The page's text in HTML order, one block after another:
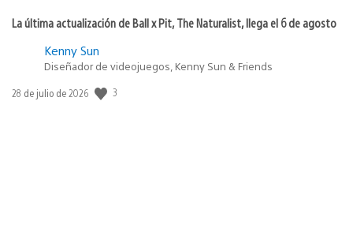
La última actualización de Ball x Pit, The Naturalist, llega el 6 de agosto
Kenny Sun
Diseñador de videojuegos, Kenny Sun & Friends
Fecha
28 de julio de 2026 3